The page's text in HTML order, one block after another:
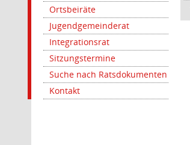
Ortsbeiräte
Jugendgemeinderat
Integrationsrat
Sitzungstermine
Suche nach Ratsdokumenten
Kontakt